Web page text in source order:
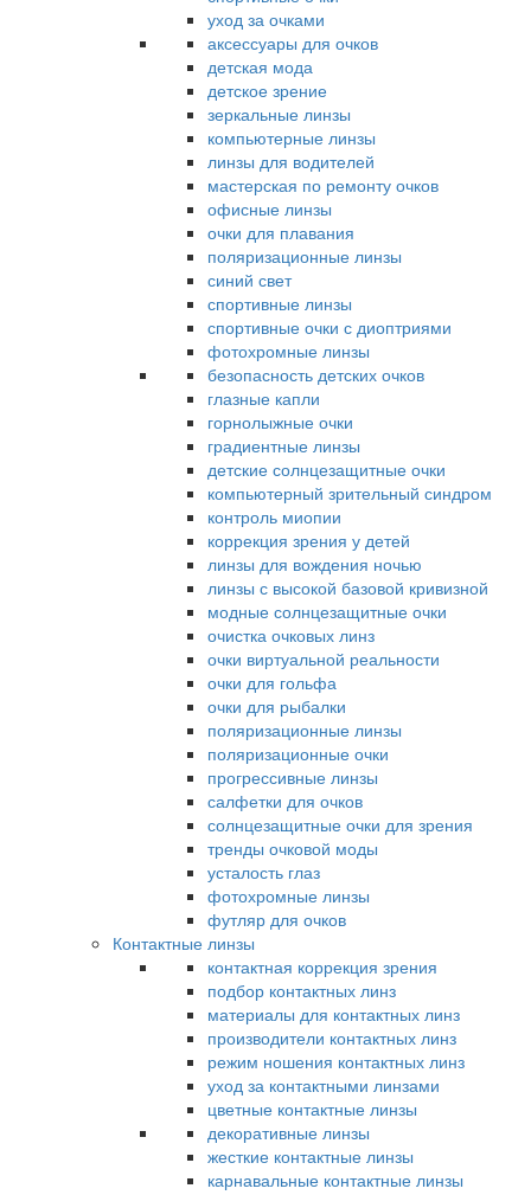
уход за очками
аксессуары для очков
детская мода
детское зрение
зеркальные линзы
компьютерные линзы
линзы для водителей
мастерская по ремонту очков
офисные линзы
очки для плавания
поляризационные линзы
синий свет
спортивные линзы
спортивные очки с диоптриями
фотохромные линзы
безопасность детских очков
глазные капли
горнолыжные очки
градиентные линзы
детские солнцезащитные очки
компьютерный зрительный синдром
контроль миопии
коррекция зрения у детей
линзы для вождения ночью
линзы с высокой базовой кривизной
модные солнцезащитные очки
очистка очковых линз
очки виртуальной реальности
очки для гольфа
очки для рыбалки
поляризационные линзы
поляризационные очки
прогрессивные линзы
салфетки для очков
солнцезащитные очки для зрения
тренды очковой моды
усталость глаз
фотохромные линзы
футляр для очков
Контактные линзы
контактная коррекция зрения
подбор контактных линз
материалы для контактных линз
производители контактных линз
режим ношения контактных линз
уход за контактными линзами
цветные контактные линзы
декоративные линзы
жесткие контактные линзы
карнавальные контактные линзы